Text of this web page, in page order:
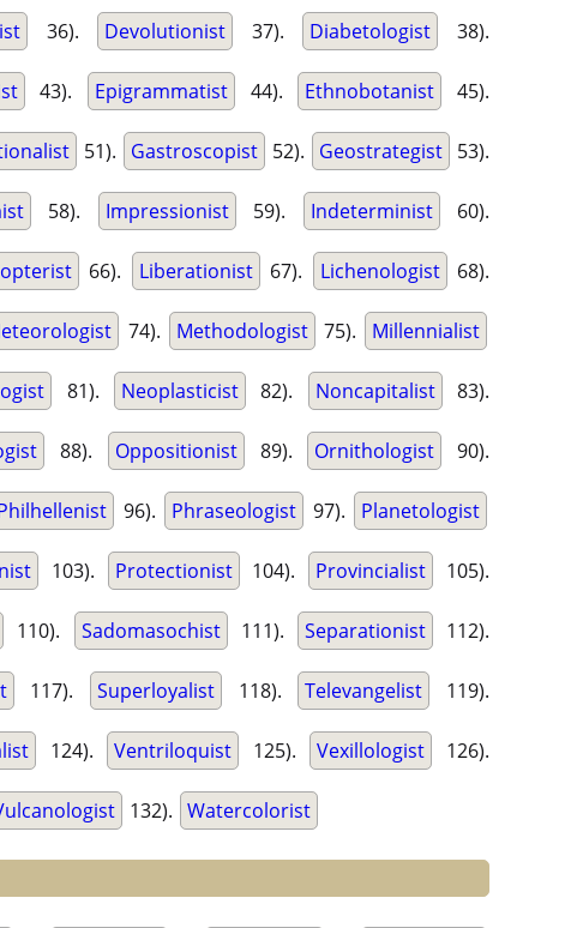
36). Devolutionist 37). Diabetologist 38).
43). Epigrammatist 44). Ethnobotanist 45).
51). Gastroscopist 52). Geostrategist 53).
58). Impressionist 59). Indeterminist 60).
66). Liberationist 67). Lichenologist 68).
74). Methodologist 75). Millennialist
81). Neoplasticist 82). Noncapitalist 83).
88). Oppositionist 89). Ornithologist 90).
96). Phraseologist 97). Planetologist
103). Protectionist 104). Provincialist 105).
110). Sadomasochist 111). Separationist 112).
117). Superloyalist 118). Televangelist 119).
124). Ventriloquist 125). Vexillologist 126).
132). Watercolorist